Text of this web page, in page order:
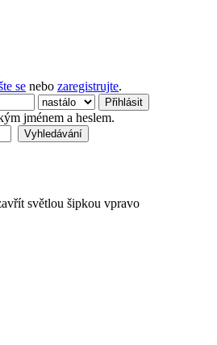
se nebo zaregistrujte.
jménem a heslem.
světlou šipkou vpravo